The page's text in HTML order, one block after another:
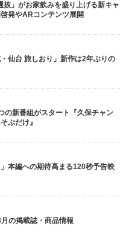
抜」がお家飲みを盛り上げる新キャ
発やARコンテンツ展開
仙台 旅しおり」新作は2年ぶりの
の新番組がスタート『久保チャン
ぶだけ』
」本編への期待高まる120秒予告映
の掲載誌・商品情報